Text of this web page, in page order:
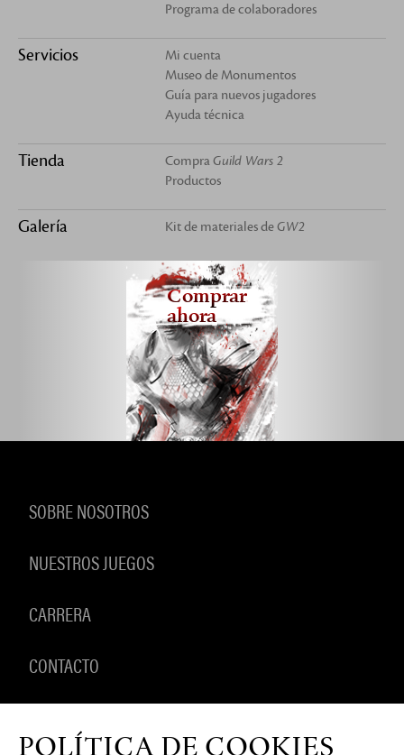
Programa de colaboradores
Servicios
Mi cuenta
Museo de Monumentos
Guía para nuevos jugadores
Ayuda técnica
Tienda CompraGuild Wars 2
Productos
Galería Kit de materiales deGW2
Comprar
ahora
SOBRE NOSOTROS
NUESTROS JUEGOS
CARRERA
CONTACTO
POLÍTICA DE COOKIES